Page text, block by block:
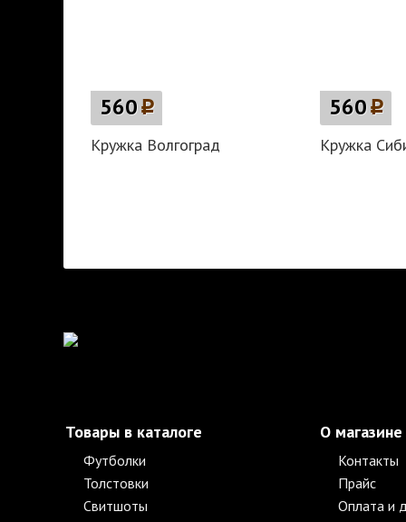
560p
Кружка Волгоград
560p
Кружка
Товары в каталоге
Футболки
Толстовки
Свитшоты
О магазине
Контакты
Прайс
Оплата и